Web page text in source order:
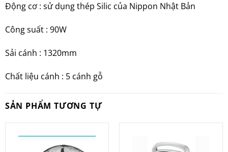
Động cơ : sử dụng thép Silic của Nippon Nhật Bản
Công suất : 90W
Sải cánh : 1320mm
Chất liệu cánh : 5 cánh gỗ
SẢN PHẨM TƯƠNG TỰ